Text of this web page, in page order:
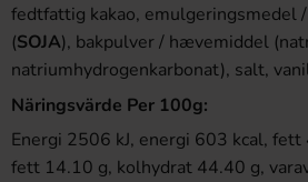
fedtfattig kakao, emulgeringsmedel
(SOJA), bakpulver / hævemiddel
natriumhydrogenkarbonat), salt,
Näringsvärde Per 100g:
Energi 2506 kJ, energi 603 kcal,
fett 14.10 g, kolhydrat 44.40 g,